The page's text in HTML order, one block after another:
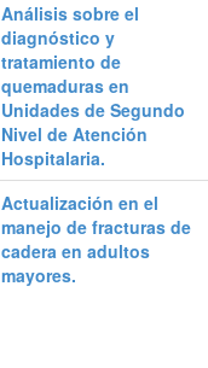
Análisis sobre el
diagnóstico y
tratamiento de
quemaduras en
Unidades de Segundo
Nivel de Atención
Hospitalaria.
Actualización en el
manejo de fracturas de
cadera en adultos
mayores.